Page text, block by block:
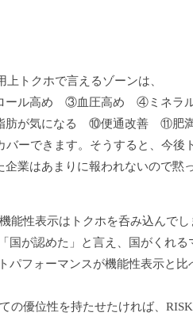
トクホで言えるゾーンは、
ル高め ③血圧高め ④ミネラ
が気になる ⑩便通改善 ⑪肥満気
バーできます。そうすると、今
企業はあまりに報われないので黙
能性表示はトクホを呑み込んでし
が認めた」と言え、国がくれる
フォーマンスが機能性表示と比
の優位性を持たせたければ、